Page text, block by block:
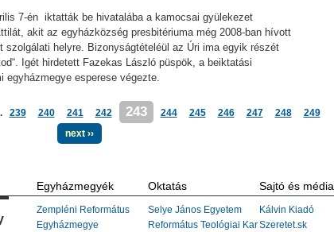
7-én iktatták be hivatalába a kamocsai gyülekezet
akit az egyházközség presbitériuma még 2008-ban hívott
szolgálati helyre. Bizonyságtételéül az Úri ima egyik részét
Igét hirdetett Fazekas László püspök, a beiktatási
egyházmegye esperese végezte.
239 240 241 242 243 244 245 246 247 248
249
next ››
Egyházmegyék
Zempléni Református
Egyházmegye
Oktatás
Selye János Egyetem
Református Teológiai Kar
Sajtó és média
Kálvin Kiadó
Szeretet.sk